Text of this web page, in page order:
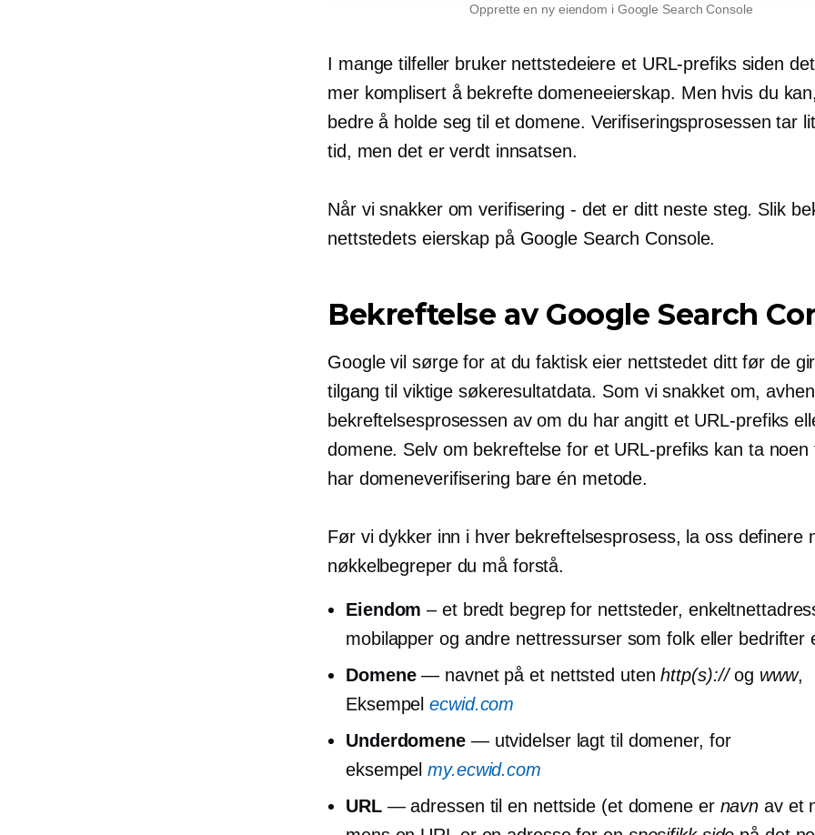
Opprette en ny eiendom i Google Search Console
I mange tilfeller bruker nettstedeiere et URL-prefiks siden
mer komplisert å bekrefte domeneeierskap. Men hvis du
bedre å holde seg til et domene. Verifiseringsprosessen tar
tid, men det er verdt innsatsen.
Når vi snakker om verifisering - det er ditt neste steg. Slik
nettstedets eierskap på Google Search Console.
Bekreftelse av Google Search
Google vil sørge for at du faktisk eier nettstedet ditt før de
tilgang til viktige søkeresultatdata. Som vi snakket om,
bekreftelsesprosessen av om du har angitt et URL-prefiks
domene. Selv om bekreftelse for et URL-prefiks kan ta noen
har domeneverifisering bare én metode.
Før vi dykker inn i hver bekreftelsesprosess, la oss definere
nøkkelbegreper du må forstå.
Eiendom – et bredt begrep for nettsteder,
mobilapper og andre nettressurser som folk eller bedrifter
Domene— navnet på et nettsted utenhttp(s)://og www,
Eksempelecwid.com
Underdomene— utvidelser lagt til domener, for
eksempelmy.ecwid.com
URL— adressen til en nettside (et domene er navn av et